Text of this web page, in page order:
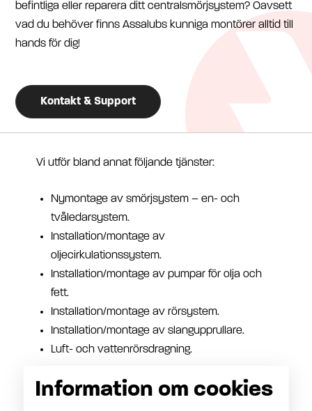
befintliga eller reparera ditt centralsmörjsystem? Oavsett
vad du behöver finns Assalubs kunniga montörer alltid till
hands för dig!
Kontakt & Support
Vi utför bland annat följande tjänster:
Nymontage av smörjsystem – en- och
tvåledarsystem.
Installation/montage av
oljecirkulationssystem.
Installation/montage av pumpar för olja och
fett.
Installation/montage av rörsystem.
Installation/montage av slangupprullare.
Luft- och vattenrörsdragning.
Vi utför även service av alla ovannämnda
Information om cookies